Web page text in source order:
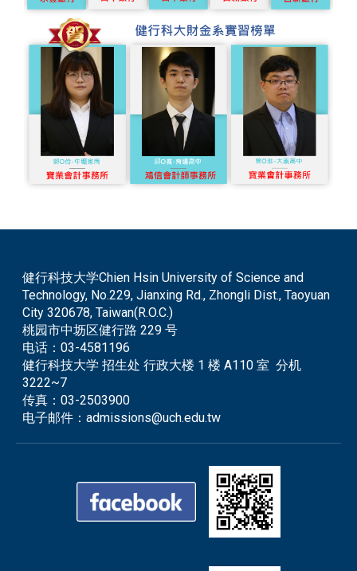
健行科技大学Chien Hsin University of Science and
Technology, No.229, Jianxing Rd., Zhongli Dist., Taoyuan
City 320678, Taiwan(R.O.C.)
桃园市中坜区健行路 229 号
电话：03-4581196
健行科技大学 招生处 行政大楼 1 楼 A110 室 分机
3222~7
传真：03-2503900
电子邮件：admissions@uch.edu.tw